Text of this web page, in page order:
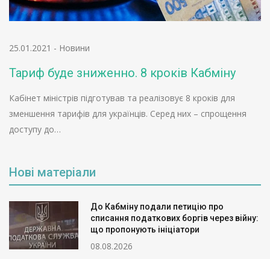
25.01.2021 - Новини
Тариф буде зниженно. 8 кроків Кабміну
Кабінет міністрів підготував та реалізовує 8 кроків для
зменшення тарифів для українців. Серед них – спрощення
доступу до…
Нові матеріали
До Кабміну подали петицію про
списання податкових боргів через війну:
що пропонують ініціатори
08.08.2026